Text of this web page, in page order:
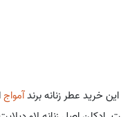
آمواج